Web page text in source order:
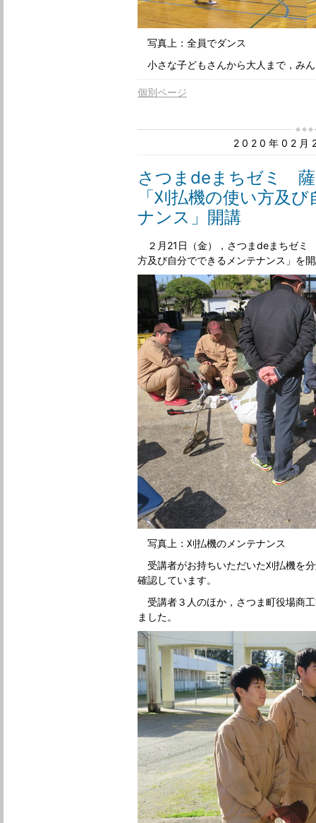
写真上：全員でダンス
小さな子どもさんから大人まで，み
個別ページ
2020年02月
さつまdeまちゼミ
「刈払機の使い方及
ナンス」開講
２月21日（金），さつまdeまちゼミ
方及び自分でできるメンテナンス」を
写真上：刈払機のメンテナンス
受講者がお持ちいただいた刈払機を
確認しています。
受講者３人のほか，さつま町役場商
ました。